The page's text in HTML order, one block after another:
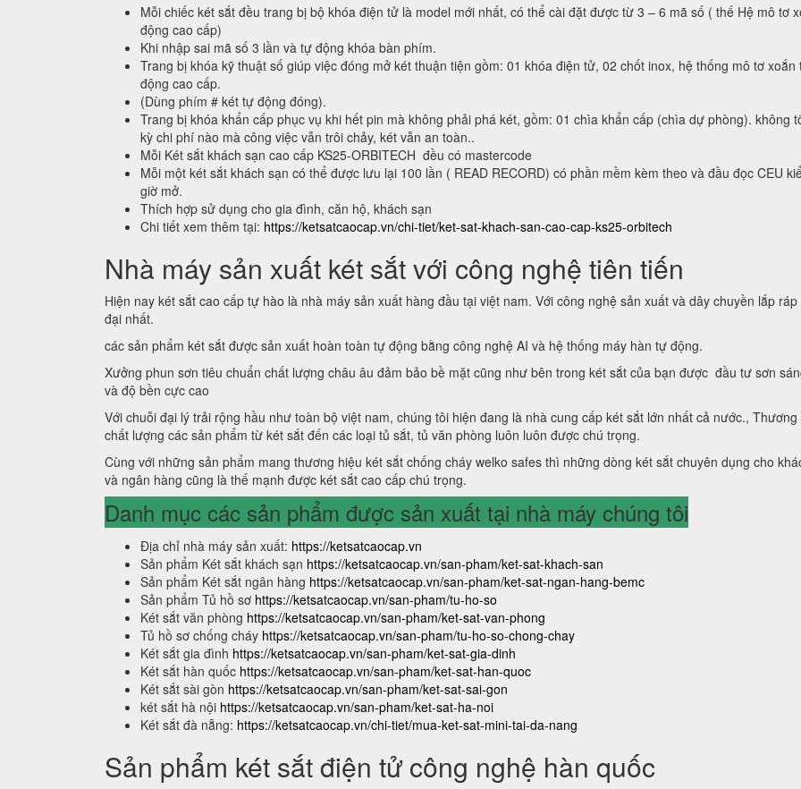
Mỗi chiếc két sắt đều trang bị bộ khóa điện tử là model mới nhất, có thể cài đặt được từ 3 – 6 mã số ( thế Hệ mô tơ
động cao cấp)
Khi nhập sai mã số 3 lần và tự động khóa bàn phím.
Trang bị khóa kỹ thuật số giúp việc đóng mở két thuận tiện gồm: 01 khóa điện tử, 02 chốt inox, hệ thống mô tơ xoắn
động cao cấp.
(Dùng phím # két tự động đóng).
Trang bị khóa khẩn cấp phục vụ khi hết pin mà không phải phá két, gồm: 01 chìa khẩn cấp (chìa dự phòng). không
kỳ chi phí nào mà công việc vẫn trôi chảy, két vẫn an toàn..
Mỗi Két sắt khách sạn cao cấp KS25-ORBITECH đều có mastercode
Mỗi một két sắt khách sạn có thể được lưu lại 100 lần ( READ RECORD) có phần mềm kèm theo và đầu đọc CEU
giờ mở.
Thích hợp sử dụng cho gia đình, căn hộ, khách sạn
Chi tiết xem thêm tại: https://ketsatcaocap.vn/chi-tiet/ket-sat-khach-san-cao-cap-ks25-orbitech
Nhà máy sản xuất két sắt với công nghệ tiên tiến
Hiện nay két sắt cao cấp tự hào là nhà máy sản xuất hàng đầu tại việt nam. Với công nghệ sản xuất và dây chuyền lắp ráp
đại nhất.
các sản phẩm két sắt được sản xuất hoàn toàn tự động bằng công nghệ AI và hệ thống máy hàn tự động.
Xưởng phun sơn tiêu chuẩn chất lượng châu âu đảm bảo bề mặt cũng như bên trong két sắt của bạn được đầu tư sơn
và độ bền cực cao
Với chuỗi đại lý trải rộng hầu như toàn bộ việt nam, chúng tôi hiện đang là nhà cung cấp két sắt lớn nhất cả nước., Thương
chất lượng các sản phẩm từ két sắt đến các loại tủ sắt, tủ văn phòng luôn luôn được chú trọng.
Cùng với những sản phẩm mang thương hiệu két sắt chống cháy welko safes thì những dòng két sắt chuyên dụng cho
và ngân hàng cũng là thế mạnh được két sắt cao cấp chú trọng.
Danh mục các sản phẩm được sản xuất tại nhà máy chúng tôi
Địa chỉ nhà máy sản xuất: https://ketsatcaocap.vn
Sản phẩm Két sắt khách sạn https://ketsatcaocap.vn/san-pham/ket-sat-khach-san
Sản phẩm Két sắt ngân hàng https://ketsatcaocap.vn/san-pham/ket-sat-ngan-hang-bemc
Sản phẩm Tủ hồ sơ https://ketsatcaocap.vn/san-pham/tu-ho-so
Két sắt văn phòng https://ketsatcaocap.vn/san-pham/ket-sat-van-phong
Tủ hồ sơ chống cháy https://ketsatcaocap.vn/san-pham/tu-ho-so-chong-chay
Két sắt gia đình https://ketsatcaocap.vn/san-pham/ket-sat-gia-dinh
Két sắt hàn quốc https://ketsatcaocap.vn/san-pham/ket-sat-han-quoc
Két sắt sài gòn https://ketsatcaocap.vn/san-pham/ket-sat-sai-gon
két sắt hà nội https://ketsatcaocap.vn/san-pham/ket-sat-ha-noi
Két sắt đà nẵng: https://ketsatcaocap.vn/chi-tiet/mua-ket-sat-mini-tai-da-nang
Sản phẩm két sắt điện tử công nghệ hàn quốc